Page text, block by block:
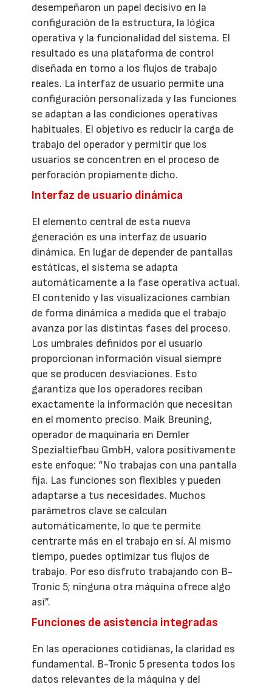
desempeñaron un papel decisivo en la
configuración de la estructura, la lógica
operativa y la funcionalidad del sistema. El
resultado es una plataforma de control
diseñada en torno a los flujos de trabajo
reales. La interfaz de usuario permite una
configuración personalizada y las funciones
se adaptan a las condiciones operativas
habituales. El objetivo es reducir la carga de
trabajo del operador y permitir que los
usuarios se concentren en el proceso de
perforación propiamente dicho.
Interfaz de usuario dinámica
El elemento central de esta nueva
generación es una interfaz de usuario
dinámica. En lugar de depender de pantallas
estáticas, el sistema se adapta
automáticamente a la fase operativa actual.
El contenido y las visualizaciones cambian
de forma dinámica a medida que el trabajo
avanza por las distintas fases del proceso.
Los umbrales definidos por el usuario
proporcionan información visual siempre
que se producen desviaciones. Esto
garantiza que los operadores reciban
exactamente la información que necesitan
en el momento preciso. Maik Breuning,
operador de maquinaria en Demler
Spezialtiefbau GmbH, valora positivamente
este enfoque: “No trabajas con una pantalla
fija. Las funciones son flexibles y pueden
adaptarse a tus necesidades. Muchos
parámetros clave se calculan
automáticamente, lo que te permite
centrarte más en el trabajo en sí. Al mismo
tiempo, puedes optimizar tus flujos de
trabajo. Por eso disfruto trabajando con B-
Tronic 5; ninguna otra máquina ofrece algo
así”.
Funciones de asistencia integradas
En las operaciones cotidianas, la claridad es
fundamental. B-Tronic 5 presenta todos los
datos relevantes de la máquina y del